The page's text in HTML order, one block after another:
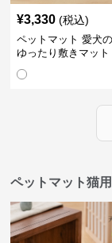
¥3,330 (税込)
ペットマット 愛犬
ゆったり敷きマット
ペットマット猫